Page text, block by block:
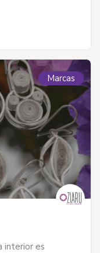
Marcas
interior es